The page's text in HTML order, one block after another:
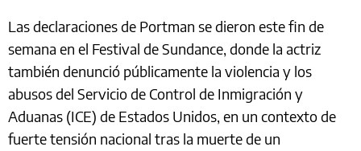
Las declaraciones de Portman se dieron este fin de
semana en el Festival de Sundance, donde la actriz
también denunció públicamente la violencia y los
abusos del Servicio de Control de Inmigración y
Aduanas (ICE) de Estados Unidos, en un contexto de
fuerte tensión nacional tras la muerte de un